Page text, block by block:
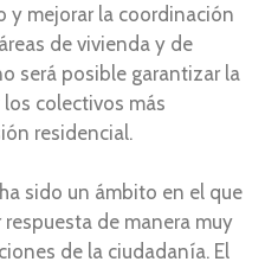
y mejorar la coordinación
de vivienda y de
será posible garantizar la
colectivos más
residencial.
sido un ámbito en el que
de manera muy
de la ciudadanía. El